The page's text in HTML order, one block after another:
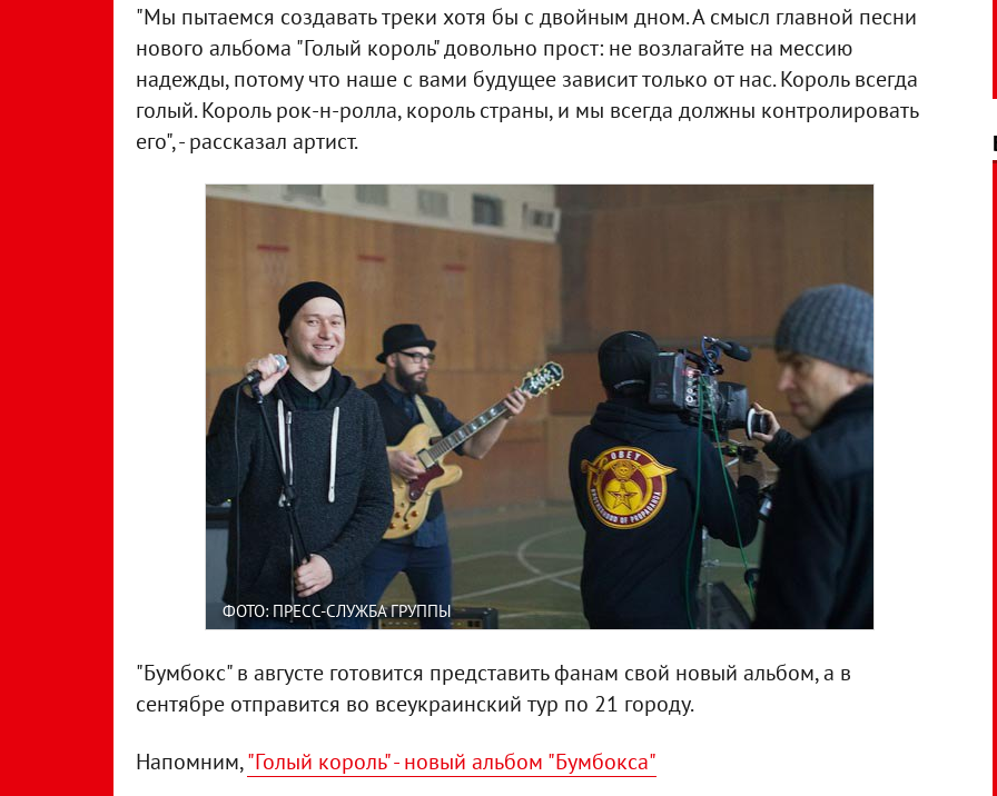
"Мы пытаемся создавать треки хотя бы с двойным дном. А смысл главной песни
нового альбома "Голый король" довольно прост: не возлагайте на мессию
надежды, потому что наше с вами будущее зависит только от нас. Король всегда
голый. Король рок-н-ролла, король страны, и мы всегда должны контролировать
его", - рассказал артист.
ФОТО: ПРЕСС-СЛУЖБА ГРУППЫ
"Бумбокс" в августе готовится представить фанам свой новый альбом, а в
сентябре отправится во всеукраинский тур по 21 городу.
Напомним,"Голый король" - новый альбом "Бумбокса"